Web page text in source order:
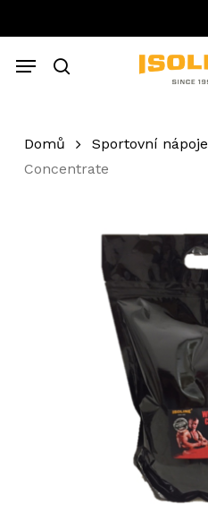
content
search
Menu
Cart
Domů Sportovní nápoje
Concentrate